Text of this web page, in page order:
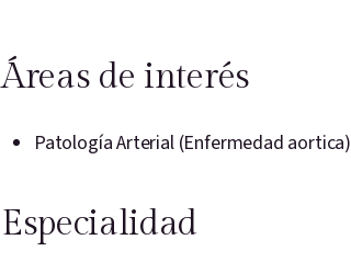
Áreas de interés
Patología Arterial (Enfermedad aortica)
Especialidad